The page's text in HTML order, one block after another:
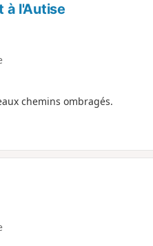
à l'Autise
chemins ombragés.